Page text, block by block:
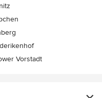
Vorstadt